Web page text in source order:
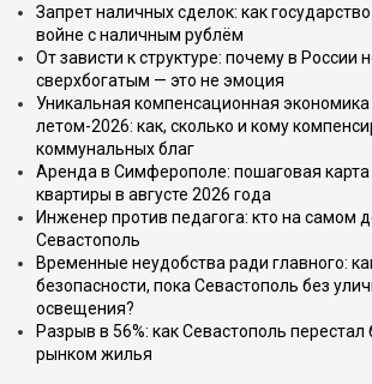
Запрет наличных сделок: как государство
войне с наличным рублём
От зависти к структуре: почему в России
сверхбогатым — это не эмоция
Уникальная компенсационная
летом-2026: как, сколько и кому
коммунальных благ
Аренда в Симферополе: пошаговая карта
квартиры в августе 2026 года
Инженер против педагога: кто на самом
Севастополь
Временные неудобства ради главного:
безопасности, пока Севастополь без
освещения?
Разрыв в 56%: как Севастополь
рынком жилья